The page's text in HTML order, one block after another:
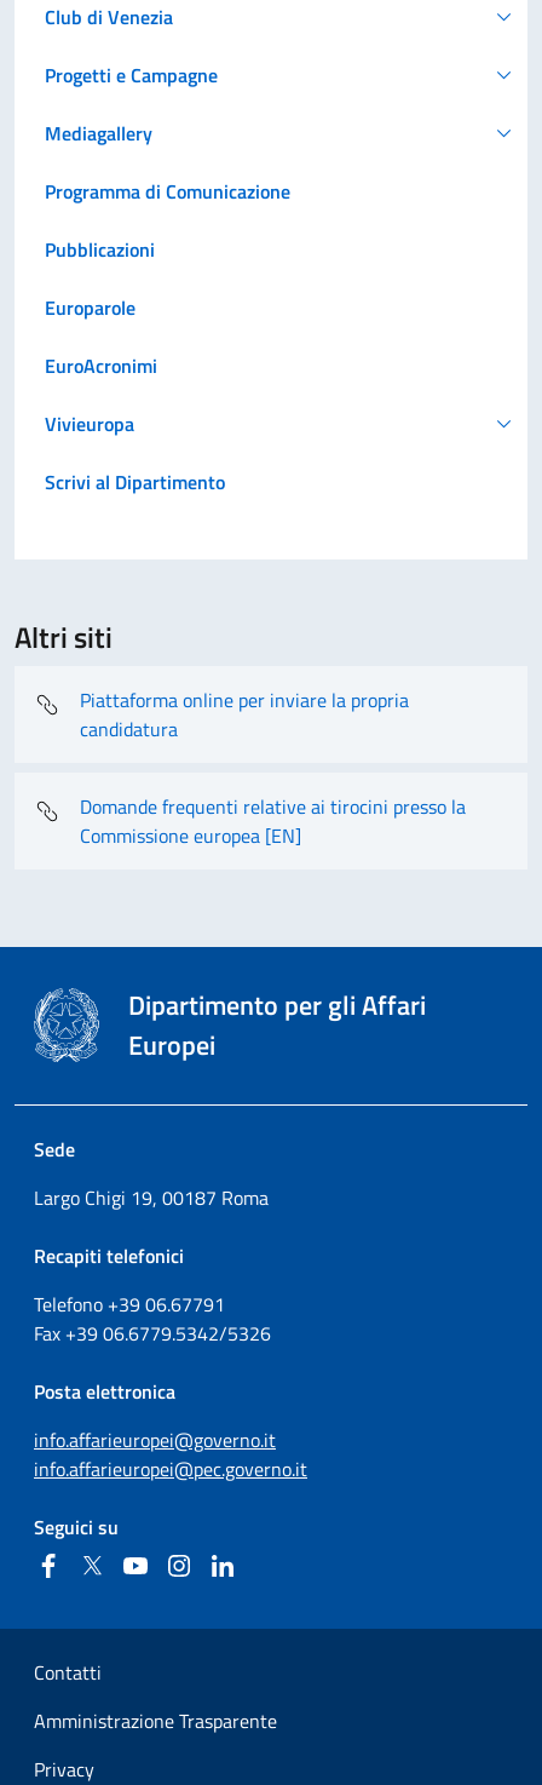
Club di Venezia
Progetti e Campagne
Mediagallery
Programma di Comunicazione
Pubblicazioni
Europarole
EuroAcronimi
Vivieuropa
Scrivi al Dipartimento
Altri siti
Piattaforma online per inviare la propria
candidatura
Domande frequenti relative ai tirocini presso la
Commissione europea [EN]
Dipartimento per gli Affari
Europei
Sede
Largo Chigi 19, 00187 Roma
Recapiti telefonici
Telefono +3906.67791
Fax +3906.6779.5342/5326
Posta elettronica
info.affarieuropei@governo.it
info.affarieuropei@pec.governo.it
Seguici su
FacebookTwitter YouTubeInstagram
Sezione Link Utili
Contatti
Amministrazione Trasparente
Privacy